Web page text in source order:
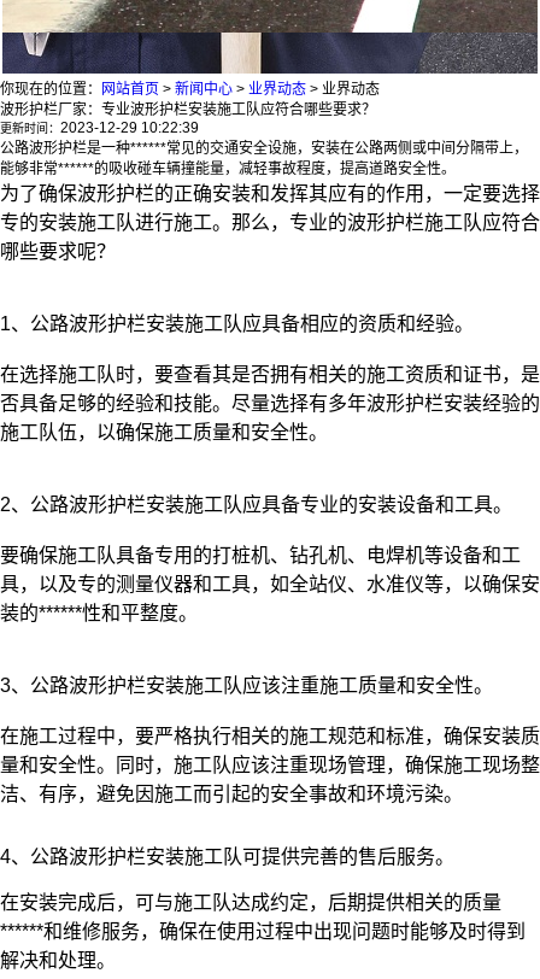
你现在的位置： 网站首页 > 新闻中心 > 业界动态 > 业界动态
波形护栏厂家：专业波形护栏安装施工队应符合哪些要求？
更新时间： 2023-12-29 10:22:39
公路波形护栏是一种******常见的交通安全设施，安装在公路两侧或中间分隔带上，
能够非常******的吸收碰车辆撞能量，减轻事故程度，提高道路安全性。
为了确保波形护栏的正确安装和发挥其应有的作用，一定要选择
专的安装施工队进行施工。那么，专业的波形护栏施工队应符合
哪些要求呢？
1、公路波形护栏安装施工队应具备相应的资质和经验。
在选择施工队时，要查看其是否拥有相关的施工资质和证书，是
否具备足够的经验和技能。尽量选择有多年波形护栏安装经验的
施工队伍，以确保施工质量和安全性。
2、公路波形护栏安装施工队应具备专业的安装设备和工具。
要确保施工队具备专用的打桩机、钻孔机、电焊机等设备和工
具，以及专的测量仪器和工具，如全站仪、水准仪等，以确保安
装的******性和平整度。
3、公路波形护栏安装施工队应该注重施工质量和安全性。
在施工过程中，要严格执行相关的施工规范和标准，确保安装质
量和安全性。同时，施工队应该注重现场管理，确保施工现场整
洁、有序，避免因施工而引起的安全事故和环境污染。
4、公路波形护栏安装施工队可提供完善的售后服务。
在安装完成后，可与施工队达成约定，后期提供相关的质量
******和维修服务，确保在使用过程中出现问题时能够及时得到
解决和处理。